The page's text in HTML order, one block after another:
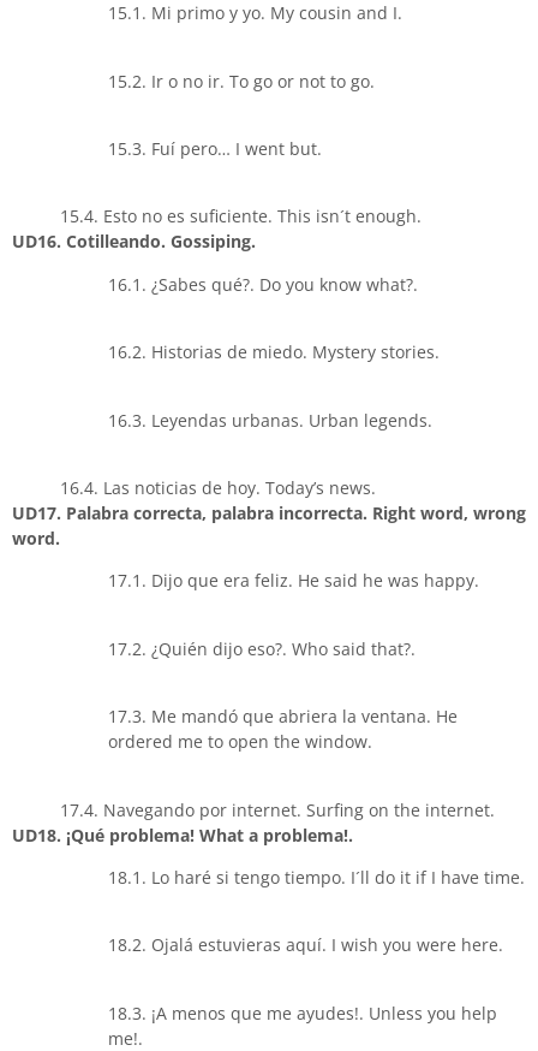
15.1. Mi primo y yo. My cousin and I.
15.2. Ir o no ir. To go or not to go.
15.3. Fuí pero… I went but.
15.4. Esto no es suficiente. This isn´t enough.
UD16. Cotilleando. Gossiping.
16.1. ¿Sabes qué?. Do you know what?.
16.2. Historias de miedo. Mystery stories.
16.3. Leyendas urbanas. Urban legends.
16.4. Las noticias de hoy. Today’s news.
UD17. Palabra correcta, palabra incorrecta. Right word, wrong
word.
17.1. Dijo que era feliz. He said he was happy.
17.2. ¿Quién dijo eso?. Who said that?.
17.3. Me mandó que abriera la ventana. He
ordered me to open the window.
17.4. Navegando por internet. Surfing on the internet.
UD18. ¡Qué problema! What a problema!.
18.1. Lo haré si tengo tiempo. I´ll do it if I have time.
18.2. Ojalá estuvieras aquí. I wish you were here.
18.3. ¡A menos que me ayudes!. Unless you help
me!.